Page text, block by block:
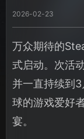
2026-02-23
万众期待的
式启动。次活
并一直持续到
球的游戏爱好
宴。